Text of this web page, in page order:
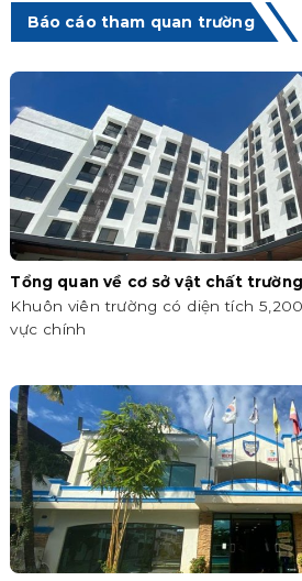
Báo cáo tham quan trường
Tổng quan về cơ sở vật chất
Khuôn viên trường có diện tích
vực chính